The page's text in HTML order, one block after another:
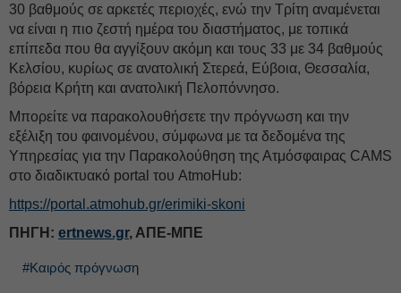
30 βαθμούς σε αρκετές περιοχές, ενώ την Τρίτη αναμένεται
να είναι η πιο ζεστή ημέρα του διαστήματος, με τοπικά
επίπεδα που θα αγγίξουν ακόμη και τους 33 με 34 βαθμούς
Κελσίου, κυρίως σε ανατολική Στερεά, Εύβοια, Θεσσαλία,
βόρεια Κρήτη και ανατολική Πελοπόννησο.
Μπορείτε να παρακολουθήσετε την πρόγνωση και την
εξέλιξη του φαινομένου, σύμφωνα με τα δεδομένα της
Υπηρεσίας για την Παρακολούθηση της Ατμόσφαιρας CAMS
στο διαδικτυακό portal του AtmoHub:
https://portal.atmohub.gr/erimiki-skoni
ΠΗΓΗ: ertnews.gr, AΠΕ-ΜΠΕ
#Καιρός πρόγνωση